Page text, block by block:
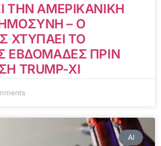
ΤΗΝ ΑΜΕΡΙΚΑΝΙΚΗ
– Ο
ΧΤΥΠΑΕΙ ΤΟ
ΕΒΔΟΜΑΔΕΣ ΠΡΙΝ
TRUMP-XI
AI